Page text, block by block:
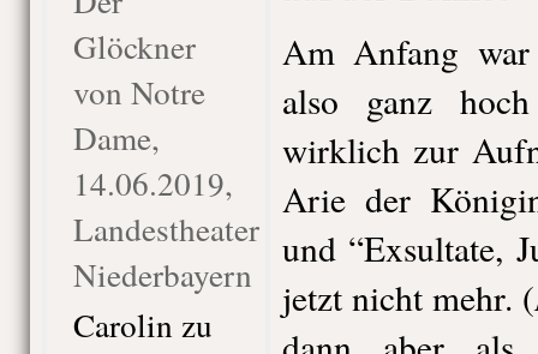
Glöckner
von Notre
Dame,
14.06.2019,
Landestheater
Niederbayern
Carolin zu
Am Anfang
also ganz
wirklich zur
Arie der
und “Exsultate,
jetzt nicht mehr. (